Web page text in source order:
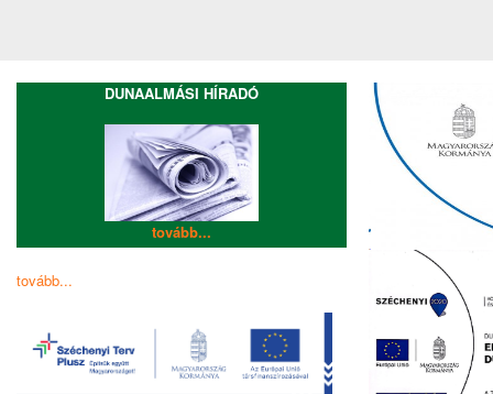
DUNAALMÁSI HÍRADÓ
tovább...
tovább...